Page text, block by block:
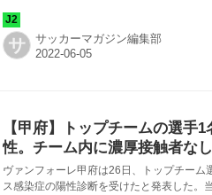
た。勝ち点39で並んで、得失点差で新潟が
サ サッカーマガジン編集部
【甲府】トップチームの選手
性。チーム内に濃厚接触者なし
ヴァンフォーレ甲府は26日、トップチーム
ス感染症の陽性診断を受けたと発表した。